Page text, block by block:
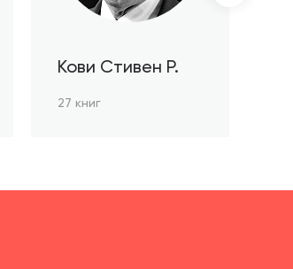
Кови Стивен Р.
27 книг